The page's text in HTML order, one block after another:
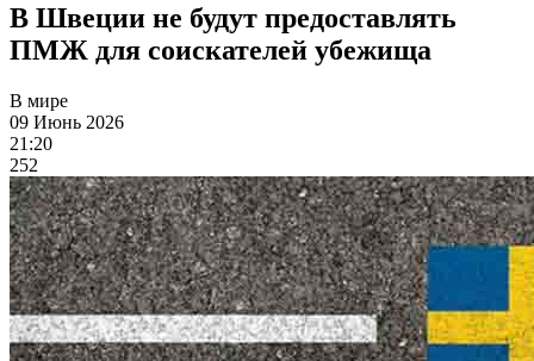
В Швеции не будут предоставлять
ПМЖ для соискателей убежища
В мире
09 Июнь 2026
21:20
252